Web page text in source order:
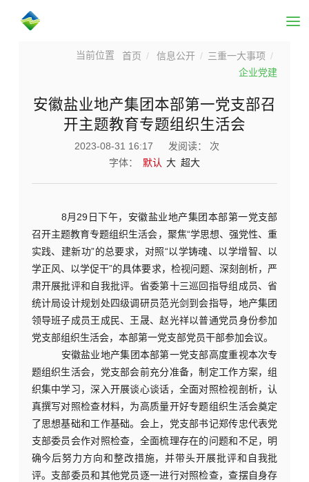
首页 信息公开
三重一大事项
企业党建
安徽盐业地产集团本部第一党支部召
开主题教育专题组织生活会
2023-08-31 16:17 发阅读：
次
字体：
默认 大 超大
8月29日下午，安徽盐业地产集团本部第一党支部
召开主题教育专题组织生活会，聚焦“学思想、强党性、重
实践、建新功”的总要求，对照“以学铸魂、以学增智、以
学正风、以学促干”的具体要求，检视问题、深刻剖析，严
肃开展批评和自我批评。省委第十三巡回指导组成员、省
统计局设计规划处四级调研员范光剑到会指导，地产集团
领导班子成员王成民、王晟、赵光祥以普通党员身份参加
党支部组织生活会，本部第一党支部党员干部参加会议。
安徽盐业地产集团本部第一党支部高度重视本次专
题组织生活会，党支部会前充分准备，制定工作方案，组
织集中学习，深入开展谈心谈话，全面对照检视剖析，认
真撰写对照检查材料，为高质量开好专题组织生活会奠定
了思想基础和工作基础。会上，党支部书记郑传忠代表党
支部委员会作对照检查，全面梳理存在的问题和不足，明
确今后努力方向和整改措施，并带头开展批评和自我批
评。支部委员和其他党员逐一进行对照检查，查摆自身存